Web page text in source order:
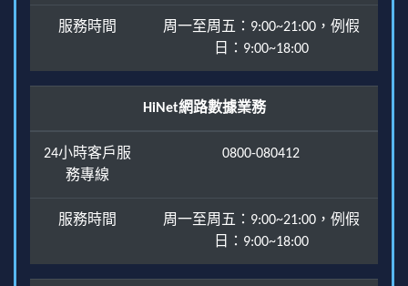
服務時間
周一至周五：9:00~21:00，例假
日：9:00~18:00
HiNet網路數據業務
24小時客戶服
務專線
0800-080412
服務時間
周一至周五：9:00~21:00，例假
日：9:00~18:00